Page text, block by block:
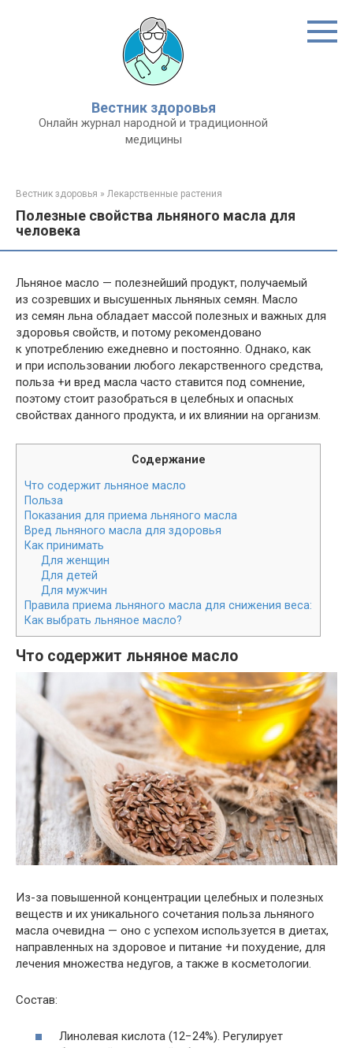
Вестник здоровья
Онлайн журнал народной и традиционной
медицины
Вестник здоровья » Лекарственные растения
Полезные свойства льняного масла для
человека
Льняное масло — полезнейший продукт, получаемый
из созревших и высушенных льняных семян. Масло
из семян льна обладает массой полезных и важных для
здоровья свойств, и потому рекомендовано
к употреблению ежедневно и постоянно. Однако, как
и при использовании любого лекарственного средства,
польза +и вред масла часто ставится под сомнение,
поэтому стоит разобраться в целебных и опасных
свойствах данного продукта, и их влиянии на организм.
Содержание
Что содержит льняное масло
Польза
Показания для приема льняного масла
Вред льняного масла для здоровья
Как принимать
Для женщин
Для детей
Для мужчин
Правила приема льняного масла для снижения веса:
Как выбрать льняное масло?
Что содержит льняное масло
Из-за повышенной концентрации целебных и полезных
веществ и их уникального сочетания польза льняного
масла очевидна — оно с успехом используется в диетах,
направленных на здоровое и питание +и похудение, для
лечения множества недугов, а также в косметологии.
Состав:
Линолевая кислота (12−24%). Регулирует